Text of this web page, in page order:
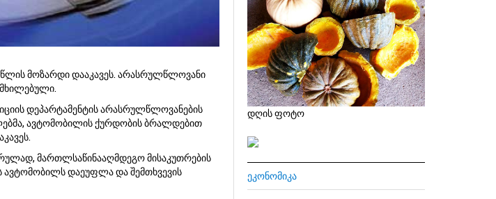
მოზარდი დააკავეს. არასრულწლოვანი
მხილებული.
დეპარტამენტის არასრულწლოვანების
ავტომობილის ქურდობის ბრალდებით
მართლსაწინააღმდეგო მისაკუთრების
ავტომობილს დაეუფლა და შემთხვევის
დღის ფოტო
ᲔᲙᲝᲜᲝᲛᲘᲙᲐ